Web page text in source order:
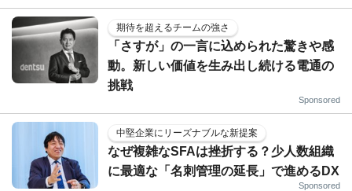
期待を超えるチームの強さ
「さすが」の一言に込められた驚きや感
動。新しい価値を生み出し続ける電通の
挑戦
Sponsored
中堅企業にリーズナブルな新提案
なぜ複雑なSFAは挫折する？少人数組織
に最適な「名刺管理の延長」で進めるDX
Sponsored